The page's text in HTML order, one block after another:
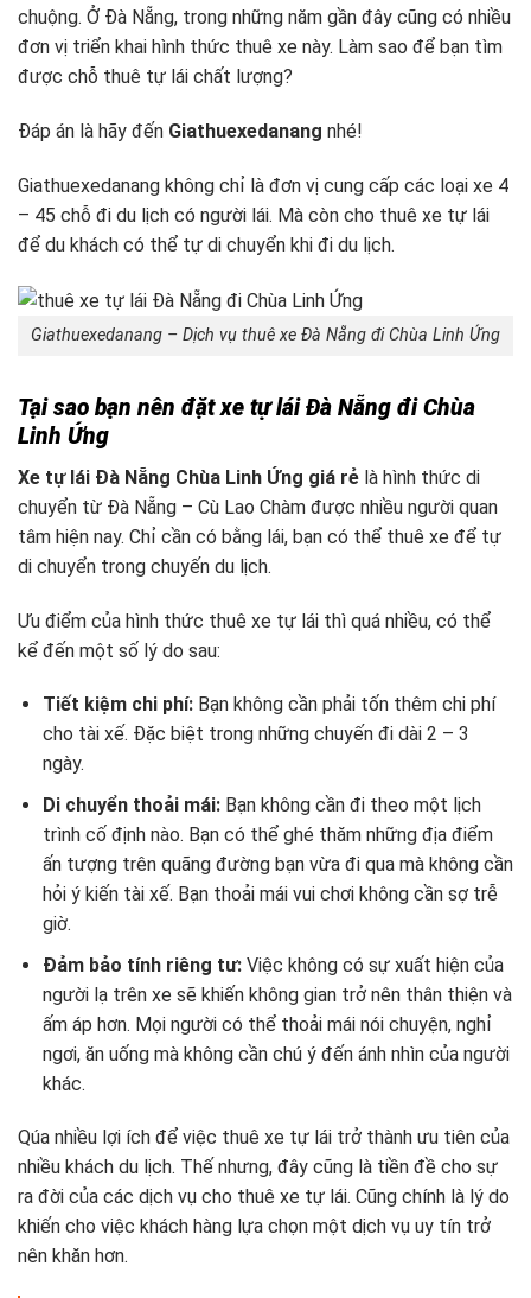
chuộng. Ở Đà Nẵng, trong những năm gần đây cũng có nhiều
đơn vị triển khai hình thức thuê xe này. Làm sao để bạn tìm
được chỗ thuê tự lái chất lượng?
Đáp án là hãy đến Giathuexedanang nhé!
Giathuexedanang không chỉ là đơn vị cung cấp các loại xe 4
– 45 chỗ đi du lịch có người lái. Mà còn cho thuê xe tự lái
để du khách có thể tự di chuyển khi đi du lịch.
Giathuexedanang – Dịch vụ thuê xe Đà Nẵng đi Chùa Linh Ứng
Tại sao bạn nên đặt xe tự lái Đà Nẵng đi Chùa
Linh Ứng
Xe tự lái Đà Nẵng Chùa Linh Ứng giá rẻ là hình thức di
chuyển từ Đà Nẵng – Cù Lao Chàm được nhiều người quan
tâm hiện nay. Chỉ cần có bằng lái, bạn có thể thuê xe để tự
di chuyển trong chuyến du lịch.
Ưu điểm của hình thức thuê xe tự lái thì quá nhiều, có thể
kể đến một số lý do sau:
Tiết kiệm chi phí:Bạn không cần phải tốn thêm chi phí
cho tài xế. Đặc biệt trong những chuyến đi dài 2 – 3
ngày.
Di chuyển thoải mái:Bạn không cần đi theo một lịch
trình cố định nào. Bạn có thể ghé thăm những địa điểm
ấn tượng trên quãng đường bạn vừa đi qua mà không cần
hỏi ý kiến tài xế. Bạn thoải mái vui chơi không cần sợ trễ
giờ.
Đảm bảo tính riêng tư:Việc không có sự xuất hiện của
người lạ trên xe sẽ khiến không gian trở nên thân thiện và
ấm áp hơn. Mọi người có thể thoải mái nói chuyện, nghỉ
ngơi, ăn uống mà không cần chú ý đến ánh nhìn của người
khác.
Qúa nhiều lợi ích để việc thuê xe tự lái trở thành ưu tiên của
nhiều khách du lịch. Thế nhưng, đây cũng là tiền đề cho sự
ra đời của các dịch vụ cho thuê xe tự lái. Cũng chính là lý do
khiến cho việc khách hàng lựa chọn một dịch vụ uy tín trở
nên khăn hơn.